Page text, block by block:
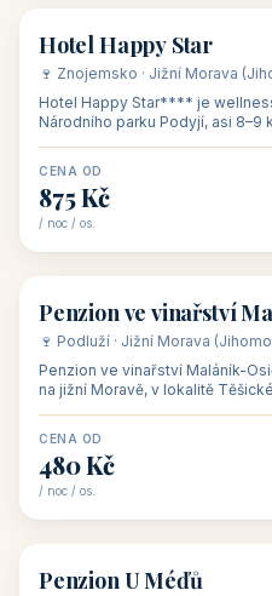
🏨 hotel
Hotel Happy Star
🍷 Znojemsko · Jižní Morava
Hotel Happy Star**** je
Národního parku Podyjí, asi 8–9
CENA OD
875 Kč
/ noc / os.
🏡 penzion
Penzion ve vinařství
🍷 Podluží · Jižní Morava
Penzion ve vinařství Maláník-
na jižní Moravě, v lokalitě
CENA OD
480 Kč
/ noc / os.
🏡 penzion
Penzion U Méďů